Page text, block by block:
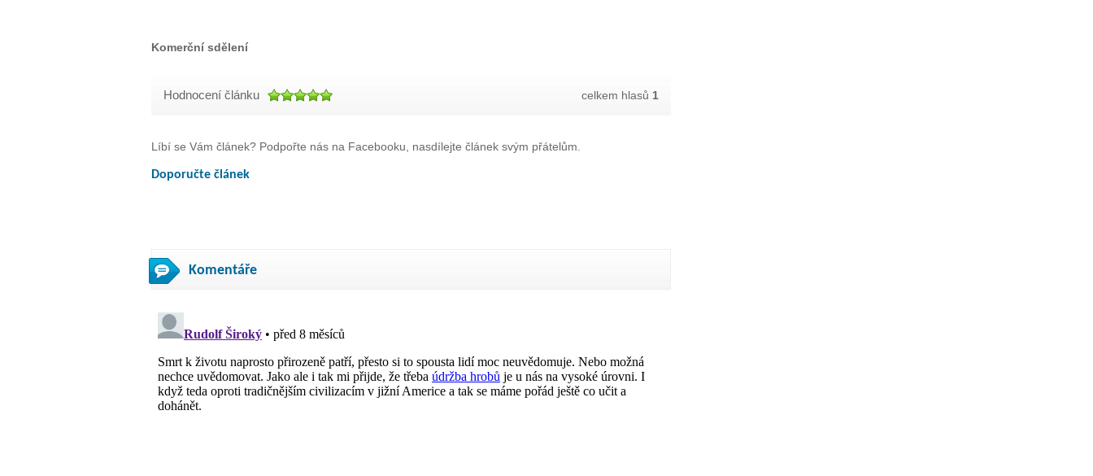
Komerční sdělení
Hodnocení článku celkem hlasů 1
Líbí se Vám článek? Podpořte nás na Facebooku, nasdílejte článek svým přátelům.
Doporučte článek
Komentáře